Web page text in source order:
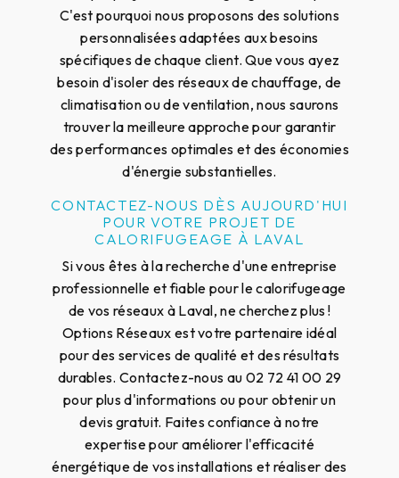
C'est pourquoi nous proposons des solutions
personnalisées adaptées aux besoins
spécifiques de chaque client. Que vous ayez
besoin d'isoler des réseaux de chauffage, de
climatisation ou de ventilation, nous saurons
trouver la meilleure approche pour garantir
des performances optimales et des économies
d'énergie substantielles.
CONTACTEZ-NOUS DÈS AUJOURD'HUI
POUR VOTRE PROJET DE
CALORIFUGEAGE À LAVAL
Si vous êtes à la recherche d'une entreprise
professionnelle et fiable pour le calorifugeage
de vos réseaux à Laval, ne cherchez plus !
Options Réseaux est votre partenaire idéal
pour des services de qualité et des résultats
durables. Contactez-nous au 02 72 41 00 29
pour plus d'informations ou pour obtenir un
devis gratuit. Faites confiance à notre
expertise pour améliorer l'efficacité
énergétique de vos installations et réaliser des